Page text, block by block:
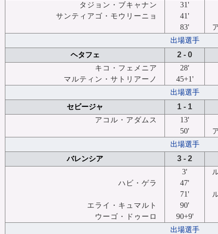
タジョン・ブキャナン 31'
サンティアゴ・モウリーニョ
41'
83'
出場選手
ヘタフェ
2 - 0
キコ・フェメニア 28'
マルティン・サトリアーノ 45+1'
出場選手
セビージャ
1 - 1
アコル・アダムス
13'
50'
出場選手
バレンシア
3 - 2
3'
ハビ・ゲラ
47'
71'
エライ・キュマルト
90'
ウーゴ・ドゥーロ 90+9'
出場選手